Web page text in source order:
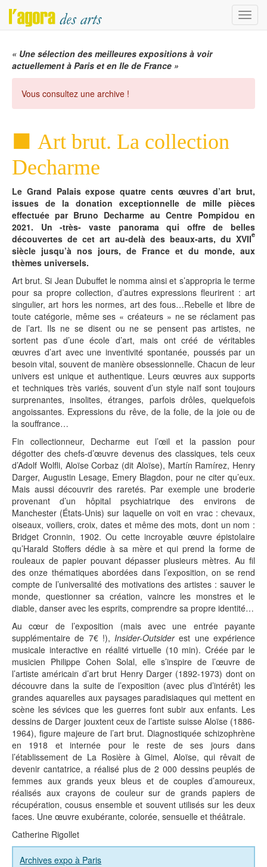
Menu
« Une sélection des meilleures expositions à voir
actuellement à Paris et en Ile de France »
Vous consultez une archive !
Art brut. La collection
Decharme
Le Grand Palais expose quatre cents œuvres d’art brut,
issues de la donation exceptionnelle de mille pièces
effectuée par Bruno Decharme au Centre Pompidou en
2021. Un -très- vaste panorama qui offre de belles
découvertes de cet art au-delà des beaux-arts, du XVIIe
siècle jusqu’à nos jours, de France et du monde, aux
thèmes universels.
Art brut. Si Jean Dubuffet le nomma ainsi et s’appropria le terme
pour sa propre collection, d’autres expressions fleurirent : art
singulier, art hors les normes, art des fous…Rebelle et libre de
toute catégorie, même ses « créateurs » ne se réclament pas
de l’art. Ils ne se disent ou ne se pensent pas artistes, ne
sortent pas d’une école d’art, mais ont créé de véritables
œuvres d’art avec une inventivité spontanée, poussés par un
besoin vital, souvent de manière obsessionnelle. Chacun de leur
univers est unique et authentique. Leurs œuvres aux supports
et techniques très variés, souvent d’un style naïf sont toujours
surprenantes, insolites, étranges, parfois drôles, quelquefois
angoissantes. Expressions du rêve, de la folie, de la joie ou de
la souffrance…
Fin collectionneur, Decharme eut l’œil et la passion pour
dégotter des chefs-d’œuvre devenus des classiques, tels ceux
d’Adolf Wolfli, Aloïse Corbaz (dit Aloïse), Martín Ramírez, Henry
Darger, Augustin Lesage, Emery Blagdon, pour ne citer qu’eux.
Mais aussi découvrir des raretés. Par exemple une broderie
provenant d’un hôpital psychiatrique des environs de
Manchester (États-Unis) sur laquelle on voit en vrac : chevaux,
oiseaux, voiliers, croix, dates et même des mots, dont un nom :
Bridget Cronnin, 1902. Ou cette incroyable œuvre épistolaire
qu’Harald Stoffers dédie à sa mère et qui prend la forme de
rouleaux de papier pouvant dépasser plusieurs mètres. Au fil
des onze thématiques abordées dans l’exposition, on se rend
compte de l’universalité des motivations des artistes : sauver le
monde, questionner sa création, vaincre les monstres et le
diable, danser avec les esprits, comprendre sa propre identité…
Au cœur de l’exposition (mais avec une entrée payante
supplémentaire de 7€ !),Insider-Outsiderest une expérience
musicale interactive en réalité virtuelle (10 min). Créée par le
musicien Philippe Cohen Solal, elle s’inspire de l’œuvre de
l’artiste américain d’art brut Henry Darger (1892-1973) dont on
découvre dans la suite de l’exposition (avec plus d’intérêt) les
grandes aquarelles aux paysages paradisiaques qui mettent en
scène les sévices que les guerres font subir aux enfants. Les
dessins de Darger jouxtent ceux de l’artiste suisse Aloïse (1886-
1964), figure majeure de l’art brut. Diagnostiquée schizophrène
en 1918 et internée pour le reste de ses jours dans
l’établissement de La Rosière à Gimel, Aloïse, qui rêvait de
devenir cantatrice, a réalisé plus de 2 000 dessins peuplés de
femmes aux grands yeux bleus et de couples d’amoureux,
réalisés aux crayons de couleur sur de grands papiers de
récupération, cousus ensemble et souvent utilisés sur les deux
faces. Une œuvre exubérante, colorée, sensuelle et théâtrale.
Catherine Rigollet
Archives expo à Paris